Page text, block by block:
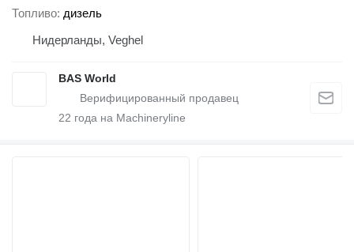
Топливо дизель
Нидерланды, Veghel
BAS World
22 года на Machineryline